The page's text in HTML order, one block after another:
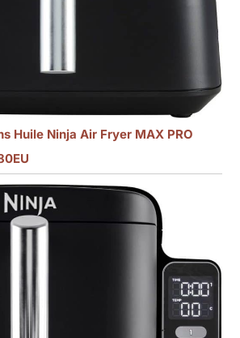
Huile Ninja Air Fryer MAX PRO